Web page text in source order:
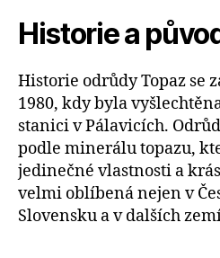
Historie a
Historie odrůdy Topaz se
1980, kdy byla
stanici v Pálavicích.
podle minerálu topazu,
jedinečné vlastnosti a
velmi oblíbená nejen v
Slovensku a v dalších